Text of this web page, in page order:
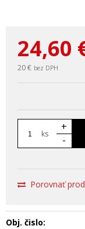
24,60
20 € bez DPH
ks
+
-
Porovnať
Obj. čislo: